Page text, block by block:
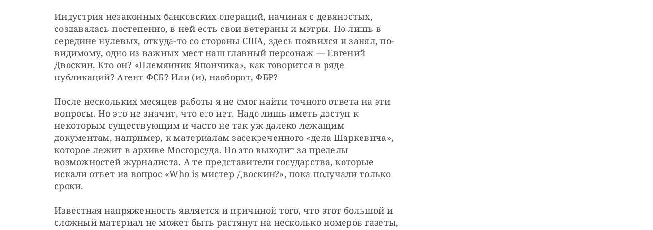
Индустрия незаконных банковских операций, начиная с девяностых,
создавалась постепенно, в ней есть свои ветераны и мэтры. Но лишь в
середине нулевых, откуда-то со стороны США, здесь появился и занял, по-
видимому, одно из важных мест наш главный персонаж — Евгений
Двоскин. Кто он? «Племянник Япончика», как говорится в ряде
публикаций? Агент ФСБ? Или (и), наоборот, ФБР?
После нескольких месяцев работы я не смог найти точного ответа на эти
вопросы. Но это не значит, что его нет. Надо лишь иметь доступ к
некоторым существующим и часто не так уж далеко лежащим
документам, например, к материалам засекреченного «дела Шаркевича»,
которое лежит в архиве Мосгорсуда. Но это выходит за пределы
возможностей журналиста. А те представители государства, которые
искали ответ на вопрос «Who is мистер Двоскин?», пока получали только
сроки.
Известная напряженность является и причиной того, что этот большой и
сложный материал не может быть растянут на несколько номеров газеты,